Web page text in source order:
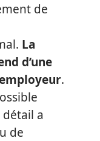
de
La
d’une
.
détail a
de